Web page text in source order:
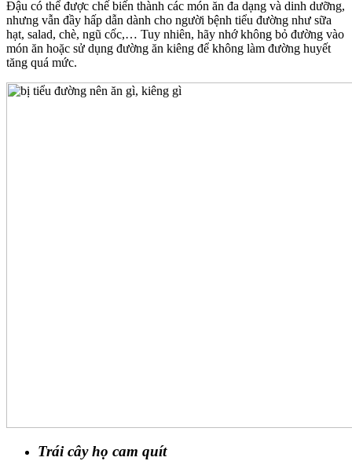
Đậu có thể được chế biến thành các món ăn đa dạng và dinh dưỡng,
nhưng vẫn đầy hấp dẫn dành cho người bệnh tiểu đường như sữa
hạt, salad, chè, ngũ cốc,… Tuy nhiên, hãy nhớ không bỏ đường vào
món ăn hoặc sử dụng đường ăn kiêng để không làm đường huyết
tăng quá mức.
Trái cây họ cam quít